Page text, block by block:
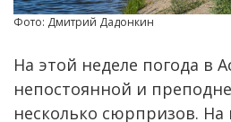
Фото: Дмитрий Дадонкин
На этой неделе погода в
непостоянной и
несколько сюрпризов. На